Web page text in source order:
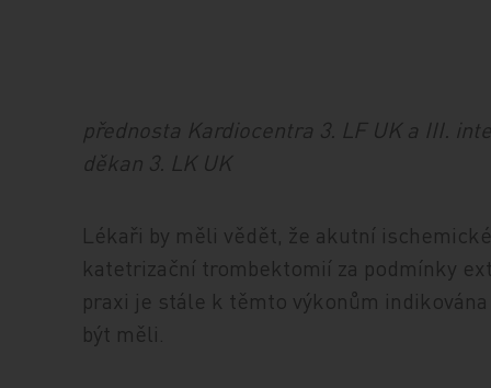
přednosta Kardiocentra 3. LF UK a III.
děkan 3. LK UK
Lékaři by měli vědět, že akutní
katetrizační trombektomií za podmínky
praxi je stále k těmto výkonům
být měli.